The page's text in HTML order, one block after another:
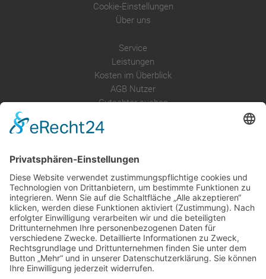
Cookie-Einstellungen
Über uns
Service
Leistungen
Kosten im Überblick
AGB Nutzer
Gutachter suchen
Anfrage
Presse
Partner: Der DGuSV
als Gutachter eintragen
Infos für Suchende